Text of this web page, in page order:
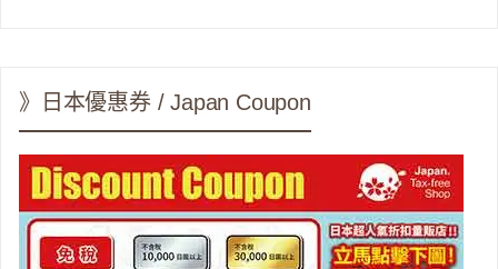
》日本優惠券 / Japan Coupon